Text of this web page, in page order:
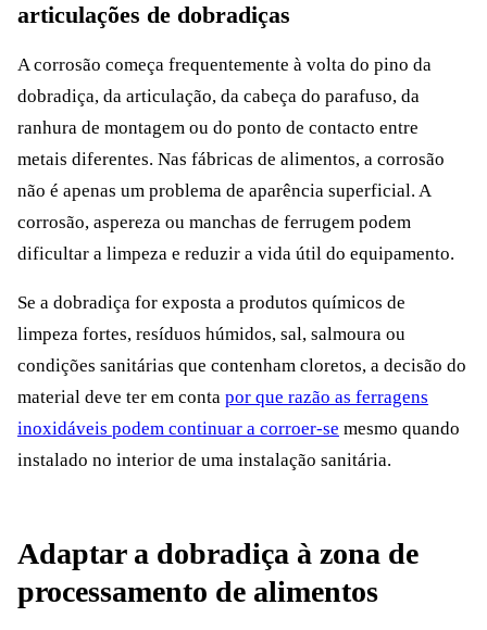
articulações de dobradiças
A corrosão começa frequentemente à volta do pino da
dobradiça, da articulação, da cabeça do parafuso, da
ranhura de montagem ou do ponto de contacto entre
metais diferentes. Nas fábricas de alimentos, a corrosão
não é apenas um problema de aparência superficial. A
corrosão, aspereza ou manchas de ferrugem podem
dificultar a limpeza e reduzir a vida útil do equipamento.
Se a dobradiça for exposta a produtos químicos de
limpeza fortes, resíduos húmidos, sal, salmoura ou
condições sanitárias que contenham cloretos, a decisão do
material deve ter em conta por que razão as ferragens
inoxidáveis podem continuar a corroer-se mesmo quando
instalado no interior de uma instalação sanitária.
Adaptar a dobradiça à zona de
processamento de alimentos